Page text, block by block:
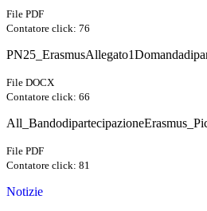
File PDF
Contatore click: 76
File DOCX
Contatore click: 66
File PDF
Contatore click: 81
Notizie